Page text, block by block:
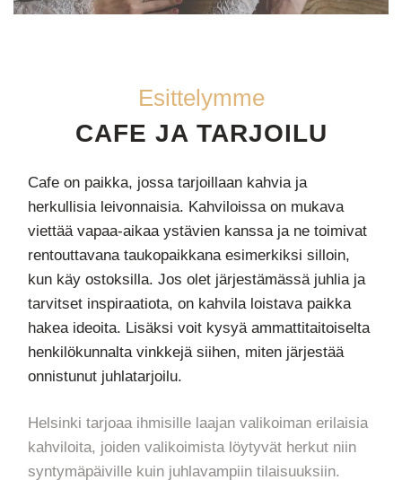
Esittelymme
CAFE JA TARJOILU
Cafe on paikka, jossa tarjoillaan kahvia ja
herkullisia leivonnaisia. Kahviloissa on mukava
viettää vapaa-aikaa ystävien kanssa ja ne toimivat
rentouttavana taukopaikkana esimerkiksi silloin,
kun käy ostoksilla. Jos olet järjestämässä juhlia ja
tarvitset inspiraatiota, on kahvila loistava paikka
hakea ideoita. Lisäksi voit kysyä ammattitaitoiselta
henkilökunnalta vinkkejä siihen, miten järjestää
onnistunut juhlatarjoilu.
Helsinki tarjoaa ihmisille laajan valikoiman erilaisia
kahviloita, joiden valikoimista löytyvät herkut niin
syntymäpäiville kuin juhlavampiin tilaisuuksiin.